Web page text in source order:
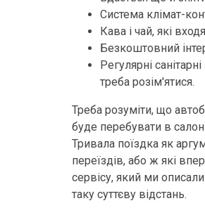
Система клімат-
Кава і чай, які
Безкоштовний
Регулярні
треба розім'ятися.
Треба розуміти, що
буде перебувати в
Тривала поїздка як
переїздів, або ж які
сервісу, який ми
таку суттєву відстань.